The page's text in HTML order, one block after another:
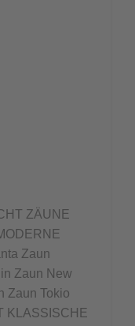
ZÄUNE
Zaun
Zaun New
Zaun Tokio
KLASSISCHE